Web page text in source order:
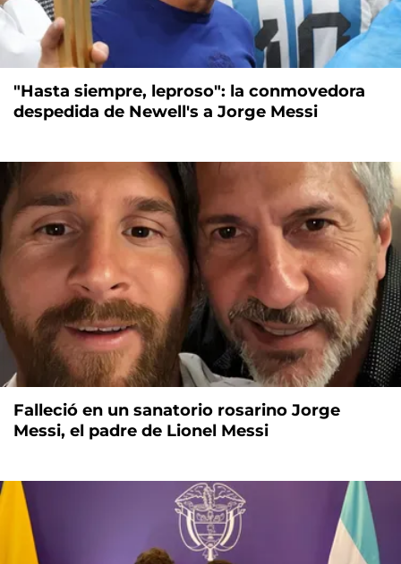
"Hasta siempre, leproso": la conmovedora
despedida de Newell's a Jorge Messi
Falleció en un sanatorio rosarino Jorge
Messi, el padre de Lionel Messi